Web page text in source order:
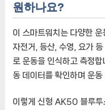
원하나요?
이 스마트워치는 다양한
자전거, 등산, 수영, 요가
로 운동을 인식하고 측정
동 데이터를 확인하며 운
이렇게 신형 AK50 블루투